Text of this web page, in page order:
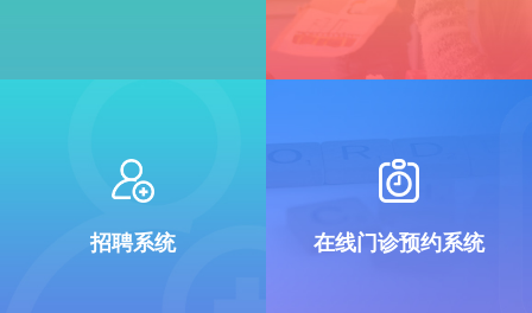
招聘系统 在线门诊预约系统